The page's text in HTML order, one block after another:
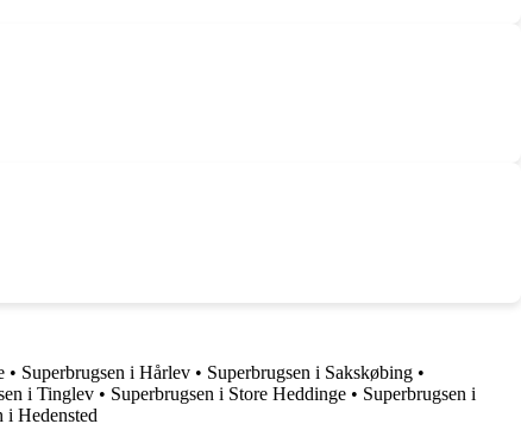
• Superbrugsen i Hårlev • Superbrugsen i Sakskøbing •
i Tinglev • Superbrugsen i Store Heddinge • Superbrugsen i
i Hedensted